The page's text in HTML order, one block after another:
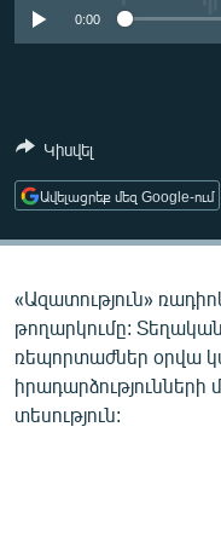
ՄԻՋԱԶԳԱՅԻՆ
ՄԵԿՆԱԲԱՆՈՒԹՅՈՒՆ
ՏՏ ԵՒ ԻՆՏԵՐՆԵՏ
ԿՈՐՈՆԱՎԻՐՈՒՍ
ՏԵՍԱՆՅՈՒԹԵՐ
ԲԱՆԱՎԵՃ
ՁԳՏԵԼՈՎ
0:00
Կիսվել
Ավելացրեք մեզ Google-ում
«Ազատություն»
թողարկումը: Տեղական
ռեպորտաժներ օրվա
իրադարձությունների
տեսություն: